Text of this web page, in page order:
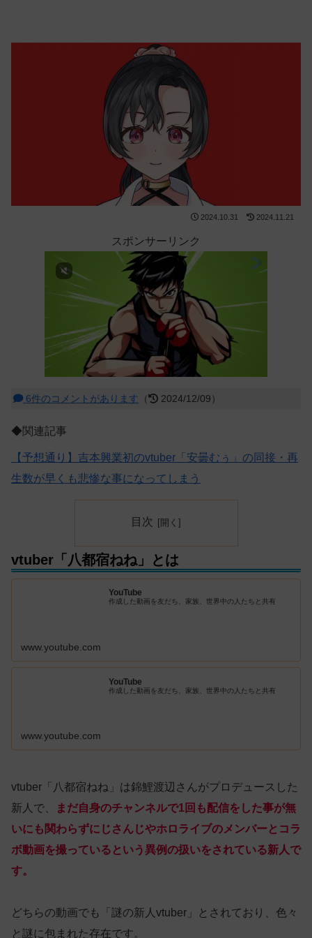
2024.10.31 2024.11.21
スポンサーリンク
6件のコメントがあります （ 2024/12/09）
◆関連記事
【予想通り】吉本興業初のvtuber「安曇むぅ」の同接・再
生数が早くも悲惨な事になってしまう
目次
vtuber「八都宿ねね」とは
YouTube
作成した動画を友だち、家族、世界中の人たちと共有
www.youtube.com
YouTube
作成した動画を友だち、家族、世界中の人たちと共有
www.youtube.com
vtuber「八都宿ねね」は錦鯉渡辺さんがプロデュースした
新人で、
まだ自身のチャンネルで1回も配信をした事が無
いにも関わらずにじさんじやホロライブのメンバーとコラ
ボ動画を撮っているという異例の扱いをされている新人で
す。
どちらの動画でも「謎の新人vtuber」とされており、色々
と謎に包まれた存在です。